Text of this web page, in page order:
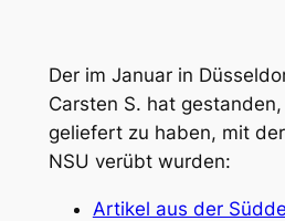
Der im Januar in
Carsten S. hat
geliefert zu haben, mit
NSU verübt wurden:
Artikel aus der